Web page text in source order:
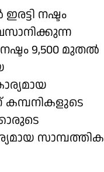
നഷ്ടം
9,500 മുതല്‍
കമ്പനികളുടെ
സാമ്പത്തിക